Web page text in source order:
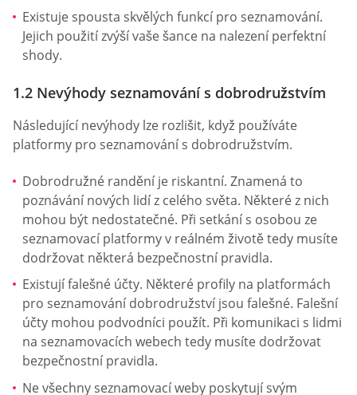
Existuje spousta skvělých funkcí pro seznamování.
Jejich použití zvýší vaše šance na nalezení perfektní
shody.
1.2 Nevýhody seznamování s dobrodružstvím
Následující nevýhody lze rozlišit, když používáte
platformy pro seznamování s dobrodružstvím.
Dobrodružné randění je riskantní. Znamená to
poznávání nových lidí z celého světa. Některé z nich
mohou být nedostatečné. Při setkání s osobou ze
seznamovací platformy v reálném životě tedy musíte
dodržovat některá bezpečnostní pravidla.
Existují falešné účty. Některé profily na platformách
pro seznamování dobrodružství jsou falešné. Falešní
účty mohou podvodníci použít. Při komunikaci s lidmi
na seznamovacích webech tedy musíte dodržovat
bezpečnostní pravidla.
Ne všechny seznamovací weby poskytují svým